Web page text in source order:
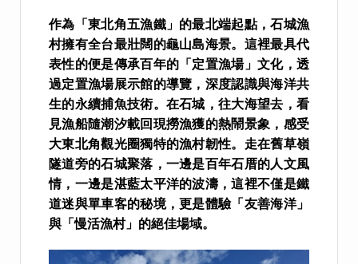
作為「東北角五漁鐵」的最北端起點，石城漁
村擁有全台最壯闊的龜山島海景。這裡最具代
表性的便是傳承百年的「定置漁場」文化，透
過定置漁場展示館的導覽，深度認識與海洋共
生的永續捕魚技術。在石城，往大海望去，看
見漁船隨潮汐載回現撈漁獲的熱鬧景象，感受
大東北角觀光圈獨特的漁村韌性。走在舊草嶺
隧道旁的石城聚落，一邊是百年石厝的人文風
情，一邊是湛藍太平洋的波濤，這裡不僅是鐵
道迷與單車客的秘境，更是體驗「友善海洋」
與「慢活漁村」的絕佳場域。